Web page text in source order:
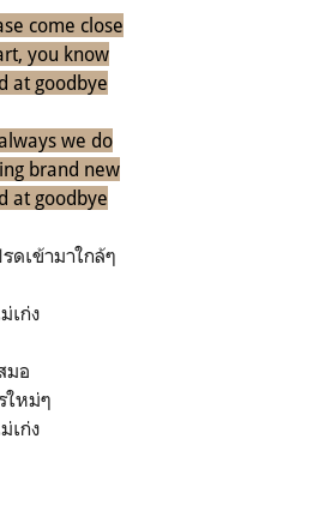
come close
you know
at goodbye
we do
brand new
at goodbye
ดเข้ามาใกล้ๆ
เก่ง
มอ
ใหม่ๆ
เก่ง